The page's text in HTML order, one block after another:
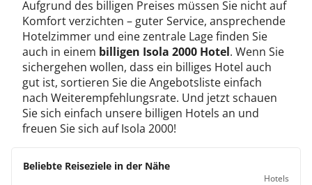
Aufgrund des billigen Preises müssen Sie nicht auf
Komfort verzichten – guter Service, ansprechende
Hotelzimmer und eine zentrale Lage finden Sie
auch in einem billigen Isola 2000 Hotel. Wenn Sie
sichergehen wollen, dass ein billiges Hotel auch
gut ist, sortieren Sie die Angebotsliste einfach
nach Weiterempfehlungsrate. Und jetzt schauen
Sie sich einfach unsere billigen Hotels an und
freuen Sie sich auf Isola 2000!
Beliebte Reiseziele in der Nähe
Hotels